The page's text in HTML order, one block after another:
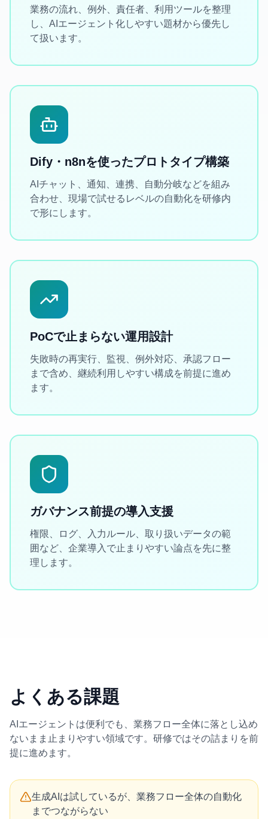
業務の流れ、例外、責任者、利用ツールを整理
し、AIエージェント化しやすい題材から優先し
て扱います。
Dify・n8nを使ったプロトタイプ構築
AIチャット、通知、連携、自動分岐などを組み
合わせ、現場で試せるレベルの自動化を研修内
で形にします。
PoCで止まらない運用設計
失敗時の再実行、監視、例外対応、承認フロー
まで含め、継続利用しやすい構成を前提に進め
ます。
ガバナンス前提の導入支援
権限、ログ、入力ルール、取り扱いデータの範
囲など、企業導入で止まりやすい論点を先に整
理します。
よくある課題
AIエージェントは便利でも、業務フロー全体に落とし込め
ないまま止まりやすい領域です。研修ではその詰まりを前
提に進めます。
生成AIは試しているが、業務フロー全体の自動化
までつながらない